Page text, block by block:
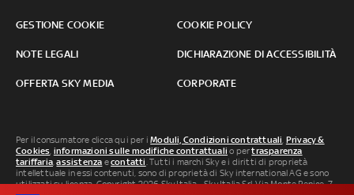
GESTIONE COOKIE COOKIE POLICY
NOTE LEGALI DICHIARAZIONE DI ACCESSIBILITÀ
OFFERTA SKY MEDIA CORPORATE
Per il consumatore clicca qui per iModuli, Condizioni contrattuali, Privacy &
Cookies, informazioni sulle modifiche contrattuali o pertrasparenza
tariffaria,assistenza econtatti. Tutti i marchi Sky e i diritti di proprietà
intellettuale in essi contenuti, sono di proprietà di Sky international AG e sono
utilizzati su licenza. Copyright 2026 Sky Italia - Sky Italia Srl Via Monte Penice, 7 -